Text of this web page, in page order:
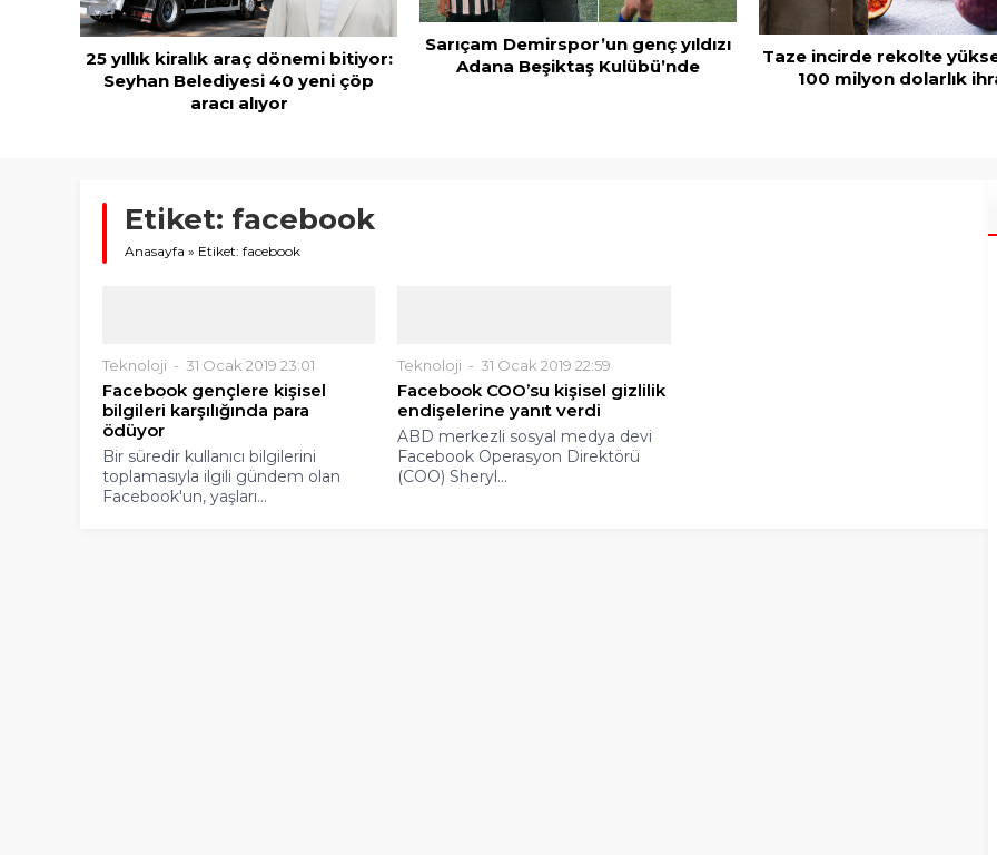
25 yıllık kiralık araç dönemi bitiyor:
Seyhan Belediyesi 40 yeni çöp
aracı alıyor
Sarıçam Demirspor’un genç yıldızı
Adana Beşiktaş Kulübü’nde
Taze incirde rekolte
100 milyon dolarlık
Etiket: facebook
Anasayfa » Etiket: facebook
Teknoloji 31 Ocak 2019 23:01
Facebook gençlere kişisel
bilgileri karşılığında para
ödüyor
Bir süredir kullanıcı bilgilerini
toplamasıyla ilgili gündem olan
Facebook'un, yaşları...
Teknoloji 31 Ocak 2019 22:59
Facebook COO’su kişisel gizlilik
endişelerine yanıt verdi
ABD merkezli sosyal medya devi
Facebook Operasyon Direktörü
(COO) Sheryl...